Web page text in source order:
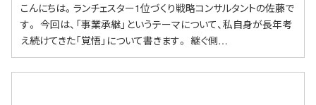
こんにちは。ランチェスター1位づくり戦略コンサルタントの佐藤で
す。 今回は、「事業承継」というテーマについて、私自身が長年考
え続けてきた「覚悟」について書きます。 継ぐ側…